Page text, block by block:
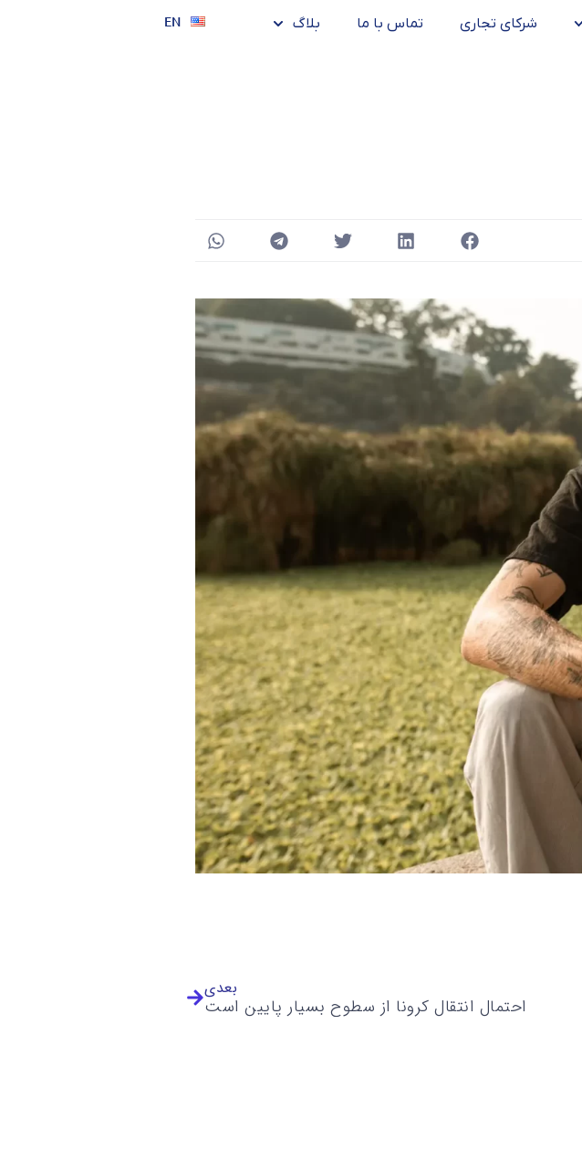
شرکای تجاری تماس با ما بلاگ EN
بعدی
احتمال انتقال کرونا از سطوح بسیار پایین است